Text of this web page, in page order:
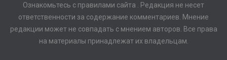
Ознакомьтесь с правилами сайта . Редакция не несет
ответственности за содержание комментариев. Мнение
редакции может не совпадать с мнением авторов. Все права
на материалы принадлежат их владельцам.